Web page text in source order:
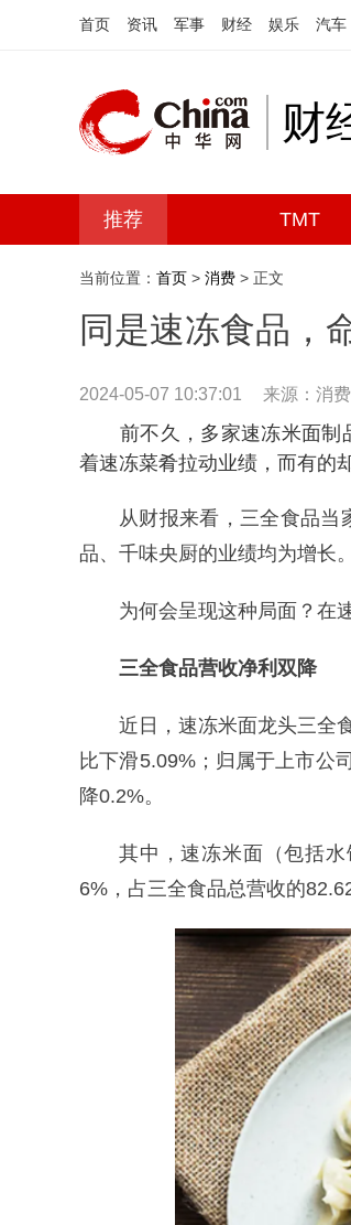
首页 资讯 军事 财经 娱乐 汽车
财
推荐 TMT
当前位置： 首页 > 消费 > 正文
同是速冻食品，
2024-05-07 10:37:01 来源：消
前不久，多家速冻米面制
着速冻菜肴拉动业绩，而有的
从财报来看，三全食品当
品、千味央厨的业绩均为增长。
为何会呈现这种局面？在
三全食品营收净利双降
近日，速冻米面龙头三全
比下滑5.09%；归属于上市公
降0.2%。
其中，速冻米面（包括
6%，占三全食品总营收的